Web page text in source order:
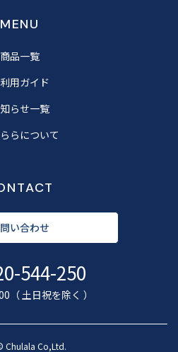
MENU
商品一覧
用ガイド
らせ一覧
らについて
い合わせ
544-250
（ 土日祝を除く ）
Chulala Co,Ltd.